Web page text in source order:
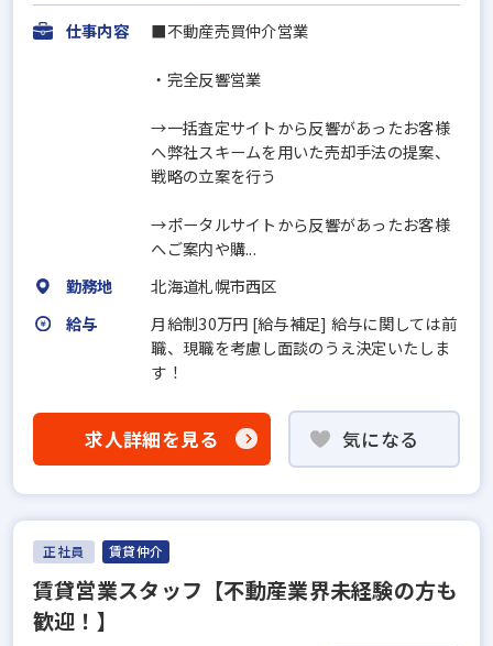
仕事内容 ■不動産売買仲介営業
・完全反響営業
→一括査定サイトから反響があったお客様
へ弊社スキームを用いた売却手法の提案、
戦略の立案を行う
→ポータルサイトから反響があったお客様
へご案内や購...
勤務地
北海道札幌市西区
給与
月給制30万円 [給与補足] 給与に関しては前
職、現職を考慮し面談のうえ決定いたしま
す！
求人詳細を見る 気になる
正社員 賃貸仲介
賃貸営業スタッフ【不動産業界未経験の方も
歓迎！】